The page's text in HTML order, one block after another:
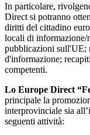
In particolare,
Direct si potranno
diritti del cittadino
locali di
pubblicazioni sull'UE;
d'informazione;
competenti.
Lo Europe Direct
principale la
interprovinciale sia
seguenti attività: